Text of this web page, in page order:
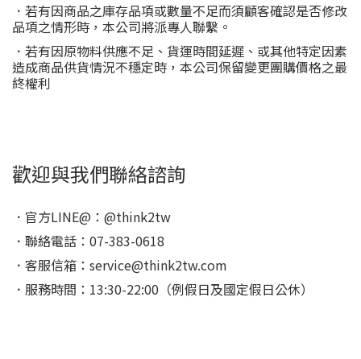
．若有因商品之庫存品項或數量不足而須顧客確認是否修改
品項之情形時，本公司將派專人聯繫。
．若有因原物料供應不足、貨運時間延遲、或其他特定因素
造成商品供貨情況不穩定時，本公司保留變更團購價格之最
終權利
歡迎與我們聯絡諮詢
．官方LINE@：@think2tw
．聯絡電話：07-383-0618
．客服信箱：service@think2tw.com
．服務時間：13:30-22:00（例假日及國定假日公休）